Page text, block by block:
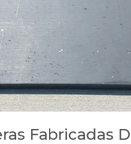
Fabricadas